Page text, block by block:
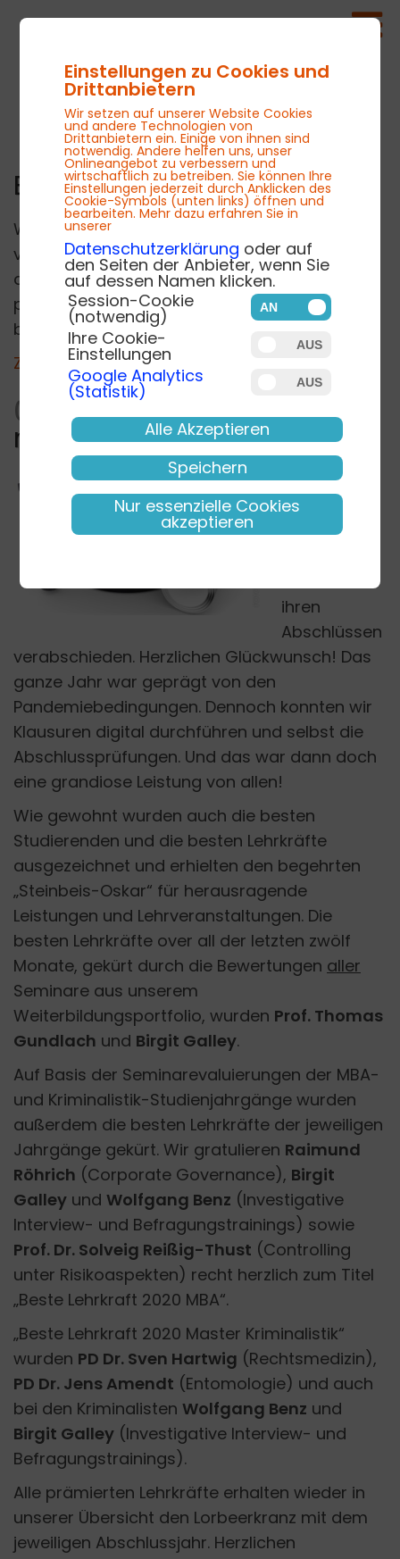
Blog
Willkommen auf unserem Blog! Hier
veröffentlichen wir Beiträge zu den Themen
der School GRC und alles was drum herum
passiert und interessiert. Viel Spaß
beim Schmö­kern!
Zurück zur Blog-Übersicht
04.12.20Graduierung 2020
mal anders
FOTOLIA
32
Absolventen
konnten wir
ihren
Abschlüssen
verabschieden. Herzlichen Glückwunsch! Das
ganze Jahr war geprägt von den
Pandemiebedingungen. Dennoch konnten wir
Klausuren digital durchführen und selbst die
Abschlussprüfungen. Und das war dann doch
eine grandiose Leistung von allen!
Wie gewohnt wurden auch die besten
Studierenden und die besten Lehrkräfte
ausgezeichnet und erhielten den begehrten
„Steinbeis-Oskar“ für herausragende
Leistungen und Lehrveranstaltungen. Die
besten Lehrkräfte over all der letzten zwölf
Monate, gekürt durch die Bewertungen aller
Seminare aus unserem
Weiterbildungsportfolio, wurden Prof. Thomas
Gundlach und Birgit Galley.
Auf Basis der Seminarevaluierungen der MBA-
und Kriminalistik-Studienjahrgänge wurden
außerdem die besten Lehrkräfte der jeweiligen
Jahrgänge gekürt. Wir gratulieren Raimund
Röhrich (Corporate Governance), Birgit
Galley und Wolfgang Benz (Investigative
Interview- und Befragungstrainings) sowie
Prof. Dr. Solveig Reißig-Thust (Controlling
unter Risikoaspekten) recht herzlich zum Titel
„Beste Lehrkraft 2020 MBA“.
„Beste Lehrkraft 2020 Master Kriminalistik“
wurden PD Dr. Sven Hartwig (Rechtsmedizin),
PD Dr. Jens Amendt (Entomologie) und auch
bei den Kriminalisten Wolfgang Benz und
Birgit Galley (Investigative Interview- und
Befragungstrainings).
Alle prämierten Lehrkräfte erhalten wieder in
unserer Übersicht den Lorbeerkranz mit dem
jeweiligen Abschlussjahr. Herzlichen
Einstellungen zu Cookies und
Drittanbietern
Wir setzen auf unserer Website Cookies
und andere Technologien von
Drittanbietern ein. Einige von ihnen sind
notwendig. Andere helfen uns, unser
Onlineangebot zu verbessern und
wirtschaftlich zu betreiben. Sie können Ihre
Einstellungen jederzeit durch Anklicken des
Cookie-Symbols (unten links) öffnen und
bearbeiten. Mehr dazu erfahren Sie in
unserer
Datenschutzerklärung oder auf
den Seiten der Anbieter, wenn Sie
auf dessen Namen klicken.
Session-Cookie
(notwendig)
Ihre Cookie-
Einstellungen
Google Analytics
(Statistik)
Alle Akzeptieren
Speichern
Nur essenzielle Cookies
akzeptieren